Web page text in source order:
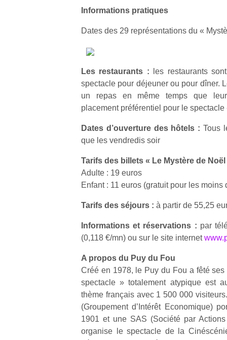
Informations pratiques
Dates des 29 représentations du «
Les restaurants : les restaurants
spectacle pour déjeuner ou pour dîner.
un repas en même temps que
placement préférentiel pour le
Dates d’ouverture des hôtels : Tous
que les vendredis soir
Tarifs des billets « Le Mystère de Noël
Adulte : 19 euros
Enfant : 11 euros (gratuit pour les moins
Tarifs des séjours : à partir de 55,25
Informations et réservations : par
(0,118 €/mn) ou sur le site internet
A propos du Puy du Fou
Créé en 1978, le Puy du Fou a fêté
spectacle » totalement atypique est
thème français avec 1 500 000
(Groupement d’Intérêt Economique)
1901 et une SAS (Société par Actions
organise le spectacle de la
souvent
Varier les
Conjuguer
divertissement,
activité
ou
apprentissage…
beaux
pour les
enfants